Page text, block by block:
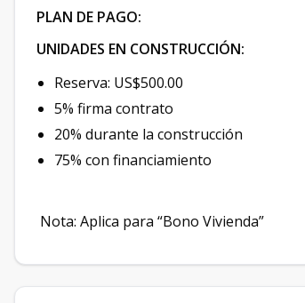
PLAN DE PAGO:
UNIDADES EN CONSTRUCCIÓN:
Reserva: US$500.00
5% firma contrato
20% durante la construcción
75% con financiamiento
Nota: Aplica para “Bono Vivienda”